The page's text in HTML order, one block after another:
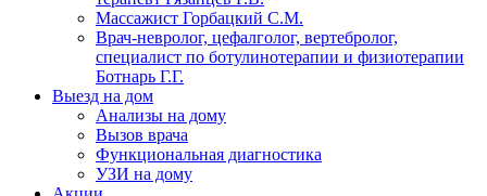
Массажист Горбацкий С.М.
Врач-невролог, цефалголог, вертебролог,
специалист по ботулинотерапии и физиотерапии
Ботнарь Г.Г.
Выезд на дом
Анализы на дому
Вызов врача
Функциональная диагностика
УЗИ на дому